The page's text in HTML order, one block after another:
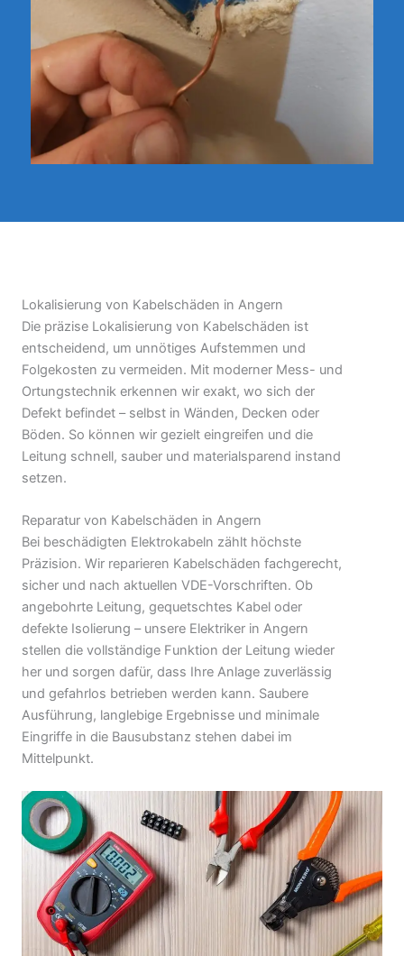
Lokalisierung von Kabelschäden in Angern
Die präzise Lokalisierung von Kabelschäden ist
entscheidend, um unnötiges Aufstemmen und
Folgekosten zu vermeiden. Mit moderner Mess- und
Ortungstechnik erkennen wir exakt, wo sich der
Defekt befindet – selbst in Wänden, Decken oder
Böden. So können wir gezielt eingreifen und die
Leitung schnell, sauber und materialsparend instand
setzen.
Reparatur von Kabelschäden in Angern
Bei beschädigten Elektrokabeln zählt höchste
Präzision. Wir reparieren Kabelschäden fachgerecht,
sicher und nach aktuellen VDE-Vorschriften. Ob
angebohrte Leitung, gequetschtes Kabel oder
defekte Isolierung – unsere Elektriker in Angern
stellen die vollständige Funktion der Leitung wieder
her und sorgen dafür, dass Ihre Anlage zuverlässig
und gefahrlos betrieben werden kann. Saubere
Ausführung, langlebige Ergebnisse und minimale
Eingriffe in die Bausubstanz stehen dabei im
Mittelpunkt.